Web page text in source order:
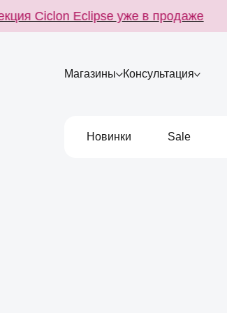
Ciclon Eclipse уже в продаже
Магазины Консультация
Новинки Sale